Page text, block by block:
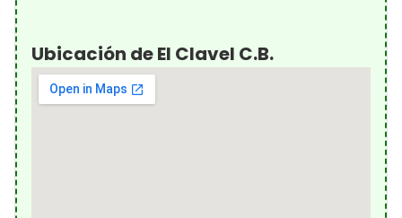
Ubicación de El Clavel C.B.